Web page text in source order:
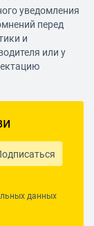
уведомления
перед
и
или у
данных